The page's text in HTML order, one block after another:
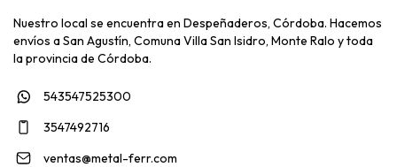
Nuestro local se encuentra en Despeñaderos, Córdoba. Hacemos
envíos a San Agustín, Comuna Villa San Isidro, Monte Ralo y toda
la provincia de Córdoba.
543547525300
3547492716
ventas@metal-ferr.com